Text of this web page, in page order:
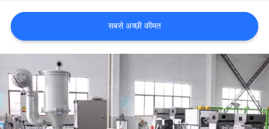
उद्धरण
का
अनुरोध
करें
साइटमैप
सबसे अच्छी कीमत